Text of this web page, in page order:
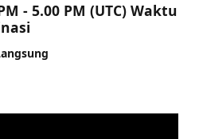
- 5.00 PM (UTC) Waktu